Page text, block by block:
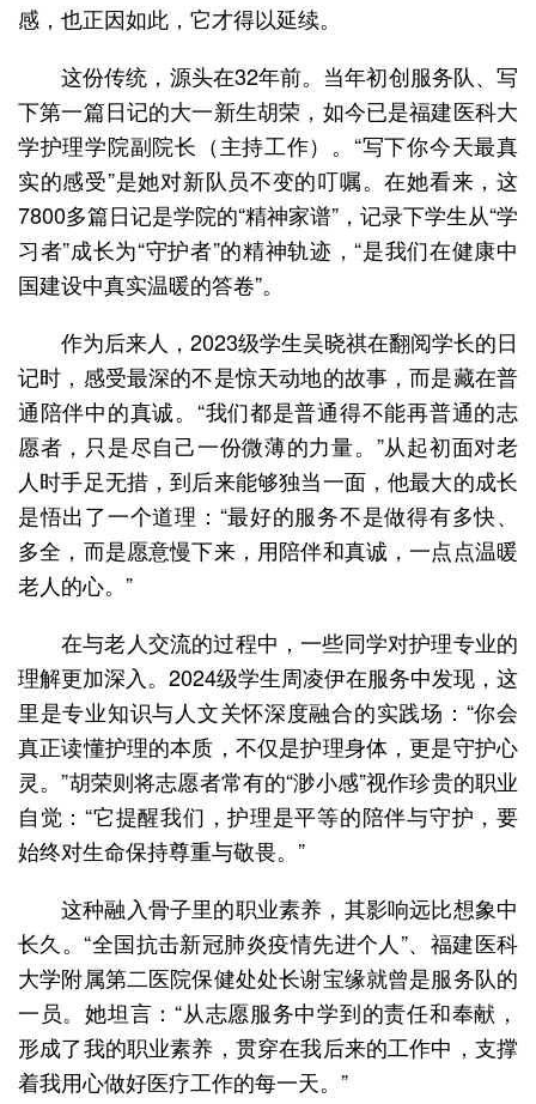
感，也正因如此，它才得以延续。
这份传统，源头在32年前。当年初创服务队、写
下第一篇日记的大一新生胡荣，如今已是福建医科大
学护理学院副院长（主持工作）。“写下你今天最真
实的感受”是她对新队员不变的叮嘱。在她看来，这
7800多篇日记是学院的“精神家谱”，记录下学生从“学
习者”成长为“守护者”的精神轨迹，“是我们在健康中
国建设中真实温暖的答卷”。
作为后来人，2023级学生吴晓祺在翻阅学长的日
记时，感受最深的不是惊天动地的故事，而是藏在普
通陪伴中的真诚。“我们都是普通得不能再普通的志
愿者，只是尽自己一份微薄的力量。”从起初面对老
人时手足无措，到后来能够独当一面，他最大的成长
是悟出了一个道理：“最好的服务不是做得有多快、
多全，而是愿意慢下来，用陪伴和真诚，一点点温暖
老人的心。”
在与老人交流的过程中，一些同学对护理专业的
理解更加深入。2024级学生周凌伊在服务中发现，这
里是专业知识与人文关怀深度融合的实践场：“你会
真正读懂护理的本质，不仅是护理身体，更是守护心
灵。”胡荣则将志愿者常有的“渺小感”视作珍贵的职业
自觉：“它提醒我们，护理是平等的陪伴与守护，要
始终对生命保持尊重与敬畏。”
这种融入骨子里的职业素养，其影响远比想象中
长久。“全国抗击新冠肺炎疫情先进个人”、福建医科
大学附属第二医院保健处处长谢宝缘就曾是服务队的
一员。她坦言：“从志愿服务中学到的责任和奉献，
形成了我的职业素养，贯穿在我后来的工作中，支撑
着我用心做好医疗工作的每一天。”